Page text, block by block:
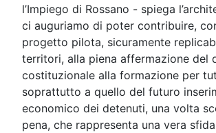
l’Impiego di Rossano - spiega
ci auguriamo di poter contribuire,
progetto pilota, sicuramente
territori, alla piena affermazione del
costituzionale alla formazione per
soprattutto a quello del futuro
economico dei detenuti, una volta
pena, che rappresenta una vera